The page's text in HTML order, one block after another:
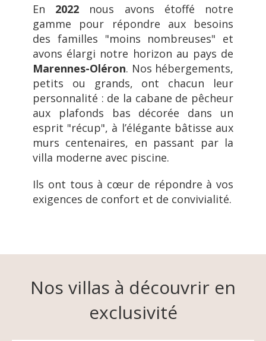
En 2022 nous avons étoffé notre
gamme pour répondre aux besoins
des familles "moins nombreuses" et
avons élargi notre horizon au pays de
Marennes-Oléron. Nos hébergements,
petits ou grands, ont chacun leur
personnalité : de la cabane de pêcheur
aux plafonds bas décorée dans un
esprit "récup", à l’élégante bâtisse aux
murs centenaires, en passant par la
villa moderne avec piscine.
Ils ont tous à cœur de répondre à vos
exigences de confort et de convivialité.
Nos villas à découvrir en
exclusivité